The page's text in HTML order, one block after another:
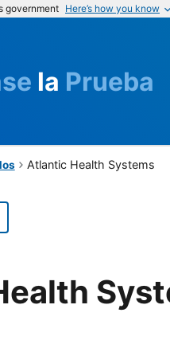
government Here’s how you know
la Prueba
Atlantic Health Systems